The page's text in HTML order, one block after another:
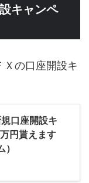
キャンペ
の口座開設キ
口座開設キ
円貰えます